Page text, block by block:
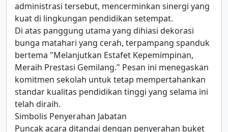
administrasi tersebut, mencerminkan sinergi yang
kuat di lingkungan pendidikan setempat.
Di atas panggung utama yang dihiasi dekorasi
bunga matahari yang cerah, terpampang spanduk
bertema "Melanjutkan Estafet Kepemimpinan,
Meraih Prestasi Gemilang." Pesan ini menegaskan
komitmen sekolah untuk tetap mempertahankan
standar kualitas pendidikan tinggi yang selama ini
telah diraih.
Simbolis Penyerahan Jabatan
Puncak acara ditandai dengan penyerahan buket